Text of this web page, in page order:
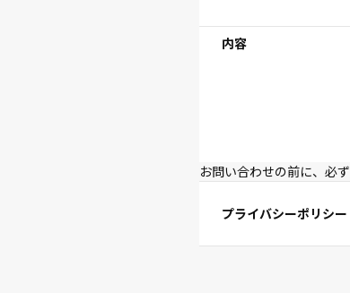
内容
お問い合わせの前に、必ず
プライバシーポリシー